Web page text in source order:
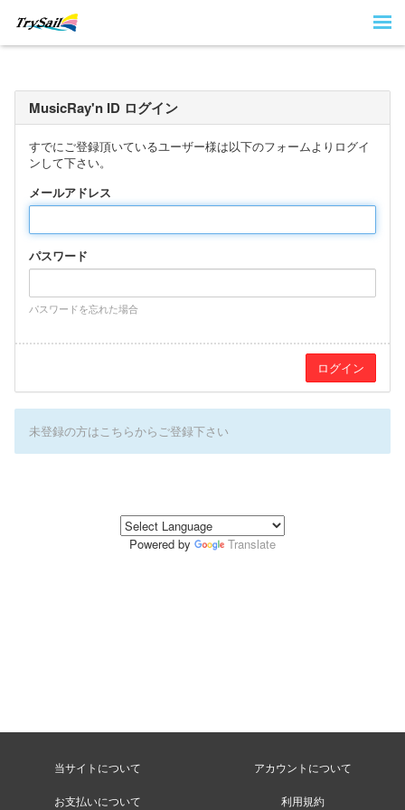
MusicRay'n ID ログイン
すでにご登録頂いているユーザー様は以下のフォームよりログイ
ンして下さい。
メールアドレス
パスワード
パスワードを忘れた場合
未登録の方はこちらからご登録下さい
Powered by Translate
当サイトについて アカウントについて
お支払いについて 利用規約